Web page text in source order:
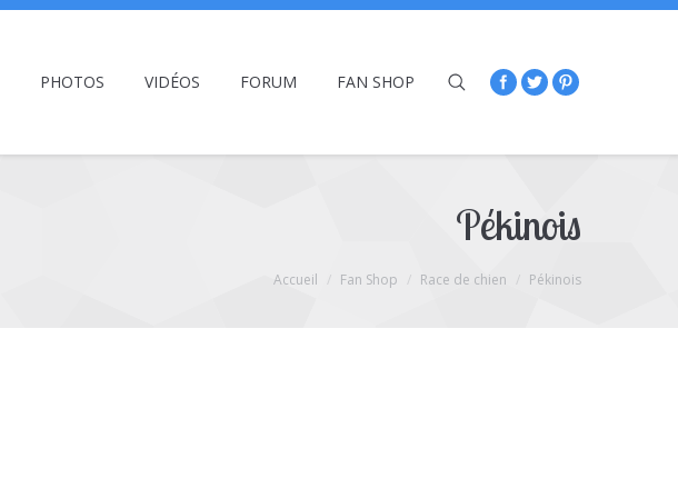
PHOTOS VIDÉOS FORUM FAN SHOP
Pékinois
Accueil Fan Shop Race de chien Pékinois